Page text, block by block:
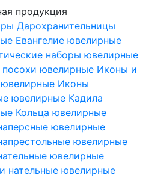
продукция
Дарохранительницы
Евангелие ювелирные
наборы ювелирные
ювелирные Иконы и
Иконы
ювелирные Кадила
Кольца ювелирные
ювелирные
ювелирные
ювелирные
нательные ювелирные